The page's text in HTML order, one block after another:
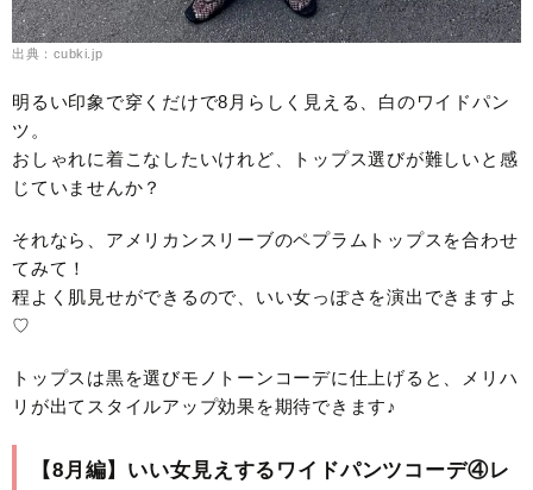
出典：cubki.jp
明るい印象で穿くだけで8月らしく見える、白のワイドパン
ツ。
おしゃれに着こなしたいけれど、トップス選びが難しいと感
じていませんか？
それなら、アメリカンスリーブのペプラムトップスを合わせ
てみて！
程よく肌見せができるので、いい女っぽさを演出できますよ
♡
トップスは黒を選びモノトーンコーデに仕上げると、メリハ
リが出てスタイルアップ効果を期待できます♪
【8月編】いい女見えするワイドパンツコーデ④レ